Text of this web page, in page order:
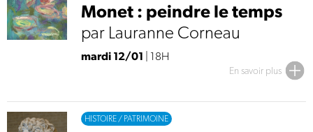
Monet : peindre le temps
par Lauranne Corneau
mardi 12/01 | 18H
En savoir plus
HISTOIRE / PATRIMOINE